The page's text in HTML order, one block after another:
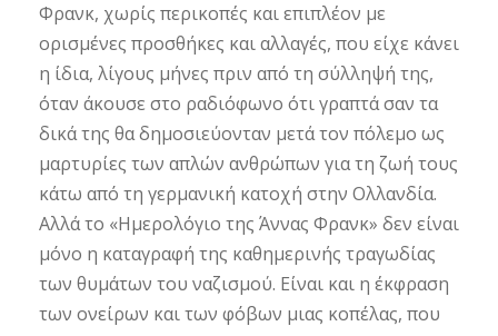
Φρανκ, χωρίς περικοπές και επιπλέον με
ορισμένες προσθήκες και αλλαγές, που είχε κάνει
η ίδια, λίγους μήνες πριν από τη σύλληψή της,
όταν άκουσε στο ραδιόφωνο ότι γραπτά σαν τα
δικά της θα δημοσιεύονταν μετά τον πόλεμο ως
μαρτυρίες των απλών ανθρώπων για τη ζωή τους
κάτω από τη γερμανική κατοχή στην Ολλανδία.
Αλλά το «Ημερολόγιο της Άννας Φρανκ» δεν είναι
μόνο η καταγραφή της καθημερινής τραγωδίας
των θυμάτων του ναζισμού. Είναι και η έκφραση
των ονείρων και των φόβων μιας κοπέλας, που